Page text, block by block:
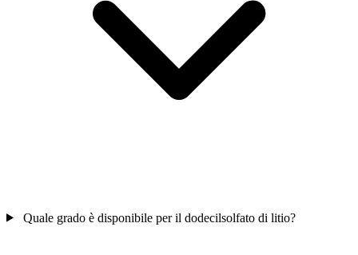
Quale grado è disponibile per il dodecilsolfato di litio?